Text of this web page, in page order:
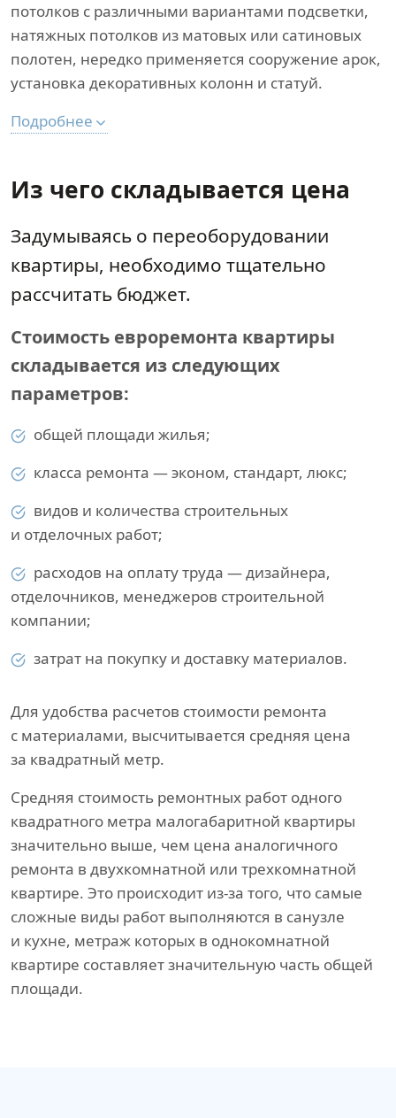
потолков с различными вариантами подсветки,
натяжных потолков из матовых или сатиновых
полотен, нередко применяется сооружение арок,
установка декоративных колонн и статуй.
Подробнее
Из чего складывается цена
Задумываясь о переоборудовании
квартиры, необходимо тщательно
рассчитать бюджет.
Стоимость евроремонта квартиры
складывается из следующих
параметров:
общей площади жилья;
класса ремонта — эконом, стандарт, люкс;
видов и количества строительных
и отделочных работ;
расходов на оплату труда — дизайнера,
отделочников, менеджеров строительной
компании;
затрат на покупку и доставку материалов.
Для удобства расчетов стоимости ремонта
с материалами, высчитывается средняя цена
за квадратный метр.
Средняя стоимость ремонтных работ одного
квадратного метра малогабаритной квартиры
значительно выше, чем цена аналогичного
ремонта в двухкомнатной или трехкомнатной
квартире. Это происходит из-за того, что самые
сложные виды работ выполняются в санузле
и кухне, метраж которых в однокомнатной
квартире составляет значительную часть общей
площади.